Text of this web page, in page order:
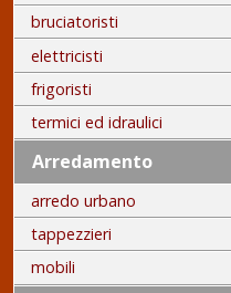
bruciatoristi
elettricisti
frigoristi
termici ed idraulici
Arredamento
arredo urbano
tappezzieri
mobili